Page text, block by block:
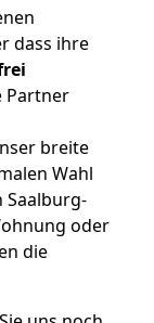
dass ihre
Partner
breite
Wahl
oder
die